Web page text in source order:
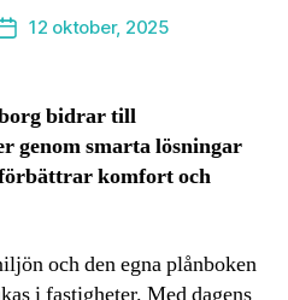
Inläggsdatum
12 oktober, 2025
bidrar till
genom smarta lösningar
komfort och
och den egna plånboken